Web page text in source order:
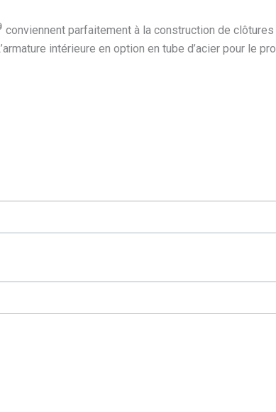
conviennent parfaitement à la construction de
intérieure en option en tube d’acier pour le